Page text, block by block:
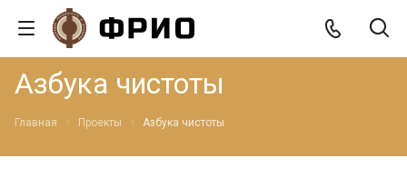
Азбука чистоты
Главная Проекты Азбука чистоты